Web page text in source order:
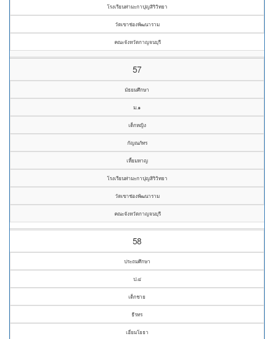
โรงเรียนท่ามะกาปุญสิริวิทยา
วัดเขาช่องพัฒนาราม
คณะจังหวัดกาญจนบุรี
57
มัธยมศึกษา
ม.๑
เด็กหญิง
กัญณภัทร
เหี้ยมหาญ
โรงเรียนท่ามะกาปุญสิริวิทยา
วัดเขาช่องพัฒนาราม
คณะจังหวัดกาญจนบุรี
58
ประถมศึกษา
ป.๔
เด็กชาย
ธีรทร
เอี่ยมโยธา